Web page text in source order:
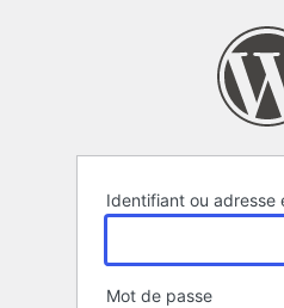
Identifiant ou adresse
Mot de passe